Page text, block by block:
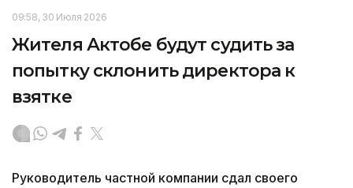
09:58, 30 Июля 2026
Жителя Актобе будут судить за
попытку склонить директора к
взятке
Руководитель частной компании сдал своего